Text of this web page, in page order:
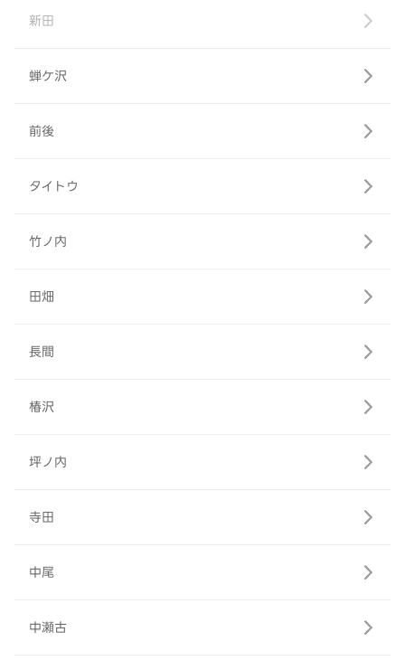
新田
蝉ケ沢
前後
タイトウ
竹ノ内
田畑
長間
椿沢
坪ノ内
寺田
中尾
中瀬古